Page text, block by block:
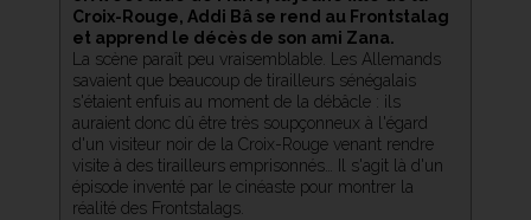
Croix-Rouge, Addi Bâ se rend au Frontstalag
et apprend le décès de son ami Zana.
La scène paraît peu vraisemblable. Les Allemands
savaient que beaucoup de tirailleurs sénégalais
s'étaient enfuis au moment de la débâcle : ils
auraient donc dû être très soupçonneux à l'égard
d'un visiteur noir de la Croix-Rouge venant rendre
visite à des tirailleurs emprisonnés… Il s'agit là d'un
épisode inventé par le cinéaste pour montrer la
réalité des Frontstalags.